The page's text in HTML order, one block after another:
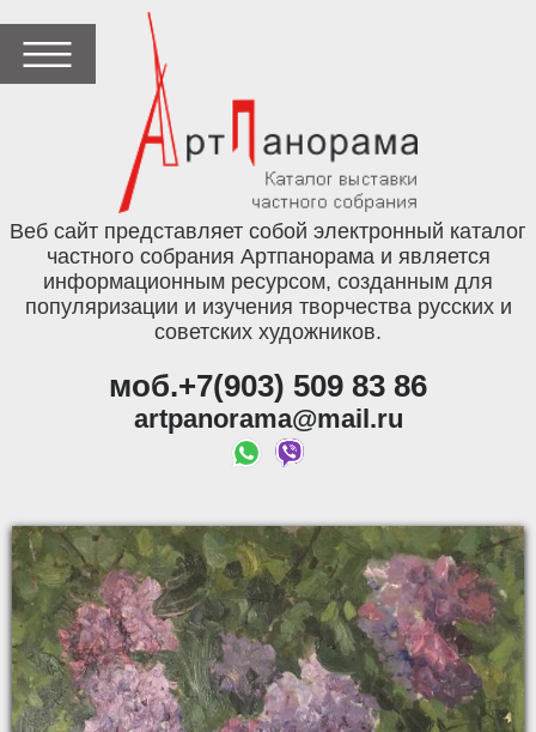
Веб сайт представляет собой электронный каталог
частного собрания Артпанорама и является
информационным ресурсом, созданным для
популяризации и изучения творчества русских и
советских художников.
моб.+7(903) 509 83 86
artpanorama@mail.ru